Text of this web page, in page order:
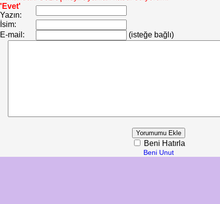
'Evet'
Yazın:
İsim:
E-mail:
(isteğe bağlı)
Beni Hatırla
Beni Unut